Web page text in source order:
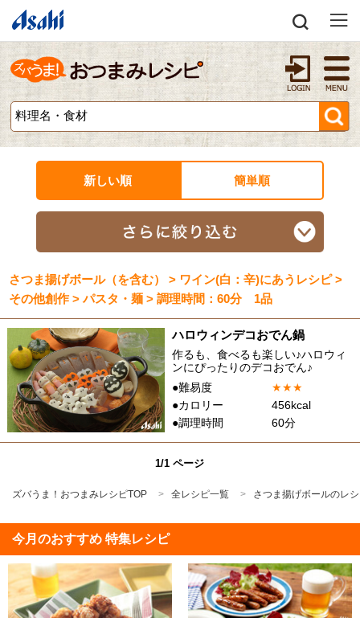
新しい順 簡単順
さつま揚げボール（を含む） > ワイン(白：辛)にあうレシピ >
その他創作 > パスタ・麺 > 調理時間：60分 1品
ハロウィンデコおでん鍋
作るも、食べるも楽しい♪ハロウィ
ンにぴったりのデコおでん♪
●難易度
★★★
●カロリー
456kcal
●調理時間
60分
1/1 ページ
ズバうま！おつまみレシピTOP 全レシピ一覧 さつま揚げボールのレ
今月のおすすめ 特集レシピ